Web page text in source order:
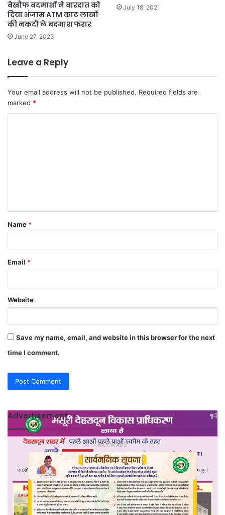
बेखौफ बदमाशों ने वारदात को
दिया अंजाम ATM काट लाखों
की नकदी ले बदमाश फरार
June 27, 2023
July 18, 2021
Leave a Reply
Your email address will not be published. Required fields are
marked *
t
*
Name *
Email *
Website
Save my name, email, and website in this browser for the next
time I comment.
Advertisement
MDDA ADS